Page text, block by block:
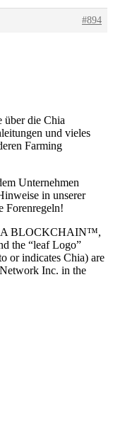
#894
über die Chia
und vieles
Farming
Unternehmen
in unserer
Forenregeln!
BLOCKCHAIN™,
the “leaf Logo”
or indicates Chia) are
Inc. in the